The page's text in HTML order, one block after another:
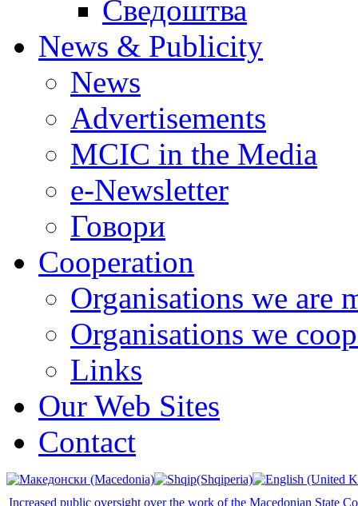
Сведоштва
News & Publicity
News
Advertisements
MCIC in the Media
e-Newsletter
Говори
Cooperation
Organisations we are
Organisations we
Links
Our Web Sites
Contact
Increased public oversight over the work of the Macedonian State